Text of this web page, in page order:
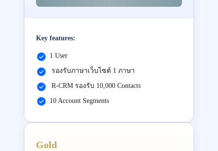
Key features:
1 User
รองรับภาษาเว็บไซต์ 1 ภาษา
R-CRM รองรับ 10,000 Contacts
10 Account Segments
Gold